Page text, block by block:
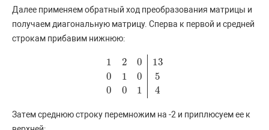
Далее применяем обратный ход преобразования матрицы и
получаем диагональную матрицу. Сперва к первой и средней
строкам прибавим нижнюю:
1
0
0
2
1
0
0
0
1
13
5
4
20 130 05 14
Затем среднюю строку перемножим на -2 и приплюсуем ее к